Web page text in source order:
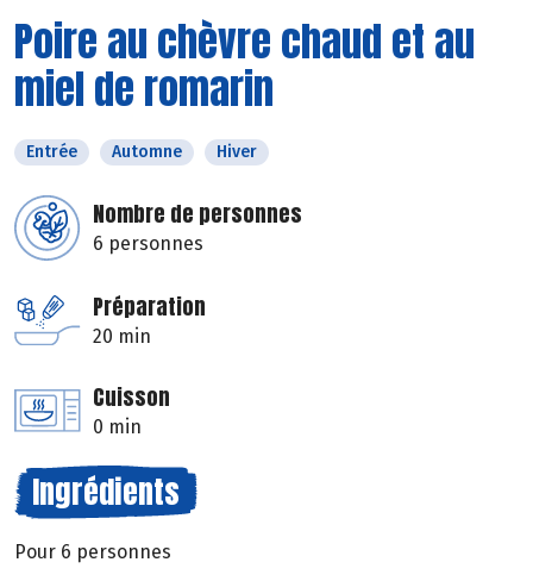
Poire au chèvre chaud et au
miel de romarin
Entrée Automne Hiver
Nombre de personnes
6 personnes
Préparation
20 min
Cuisson
0 min
Ingrédients
Pour 6 personnes